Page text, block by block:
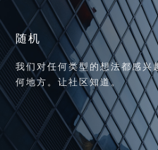
随机
我们对任何类型的想法都感兴
何地方。让社区知道。